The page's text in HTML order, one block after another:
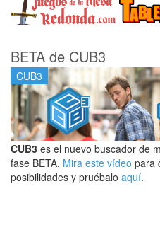
BETA de CUB3
CUB3
CUB3 es el nuevo buscador de
fase BETA. Mira este vídeo para
posibilidades y pruébalo aquí.